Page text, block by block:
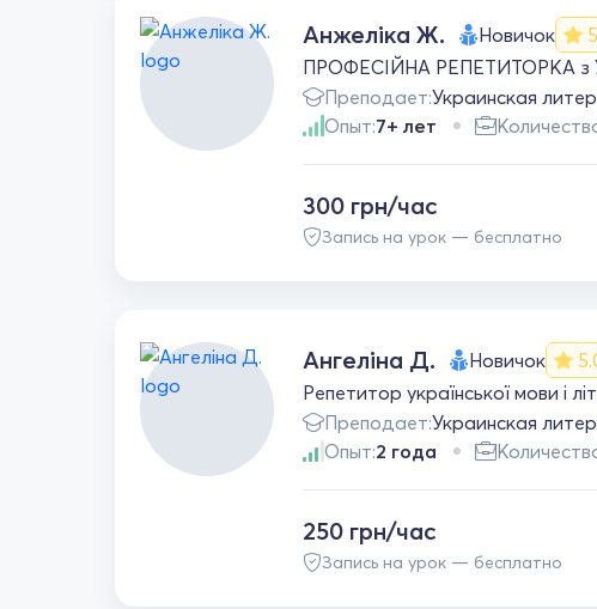
Анжеліка Ж. Новичок
ПРОФЕСІЙНА РЕПЕТИТОРКА з
Преподает:Украинская
Опыт:7+ лет
300 грн/час
Запись на урок — бесплатно
Ангеліна Д. Новичок
Репетитор української мови і
Преподает:Украинская
Опыт:2 года
250 грн/час
Запись на урок — бесплатно